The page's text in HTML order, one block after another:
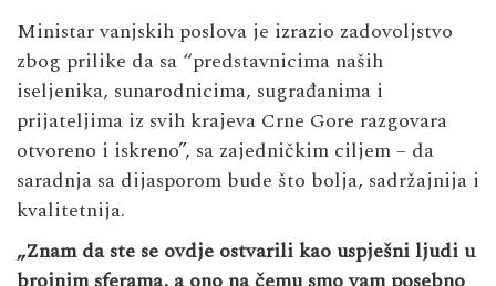
Ministar vanjskih poslova je izrazio zadovoljstvo
zbog prilike da sa “predstavnicima naših
iseljenika, sunarodnicima, sugrađanima i
prijateljima iz svih krajeva Crne Gore razgovara
otvoreno i iskreno”, sa zajedničkim ciljem – da
saradnja sa dijasporom bude što bolja, sadržajnija i
kvalitetnija.
„Znam da ste se ovdje ostvarili kao uspješni ljudi u